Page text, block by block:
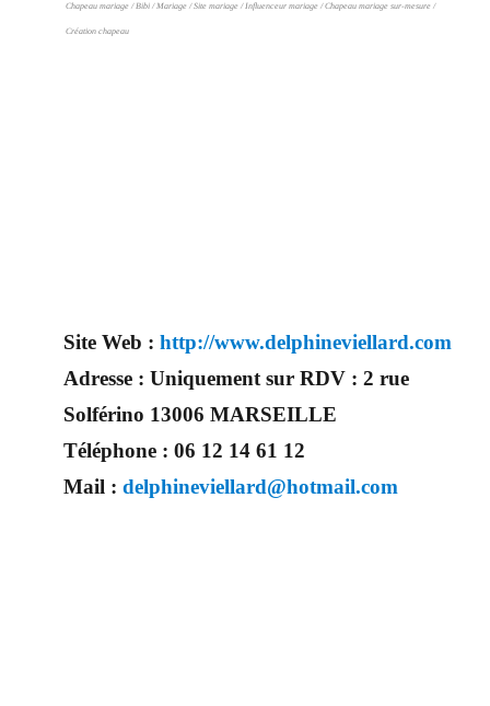
Chapeau mariage / Bibi / Mariage / Site mariage / Influenceur mariage / Chapeau mariage sur-mesure /
Création chapeau
Site Web : http://www.delphineviellard.com
Adresse : Uniquement sur RDV : 2 rue
Solférino 13006 MARSEILLE
Téléphone : 06 12 14 61 12
Mail : delphineviellard@hotmail.com